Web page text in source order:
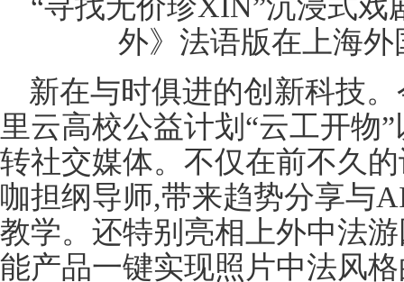
“寻找无价珍XIN”沉浸式
外》法语版在上海
新在与时俱进的创新科技
里云高校公益计划“云工开物
转社交媒体。不仅在前不久
咖担纲导师,带来趋势分享与
教学。还特别亮相上外中法
能产品一键实现照片中法风